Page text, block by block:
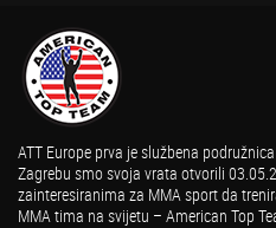
ATT Europe prva je službena
Zagrebu smo svoja vrata otvorili
zainteresiranima za MMA sport da
MMA tima na svijetu – American Top